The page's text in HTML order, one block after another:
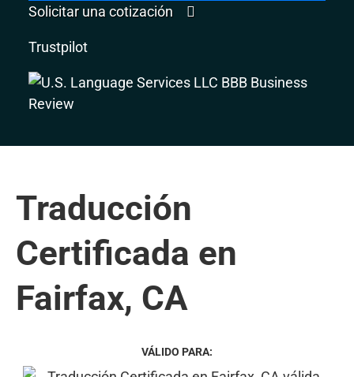
Solicitar una cotización
Trustpilot
Traducción
Certificada en
Fairfax, CA
VÁLIDO PARA: